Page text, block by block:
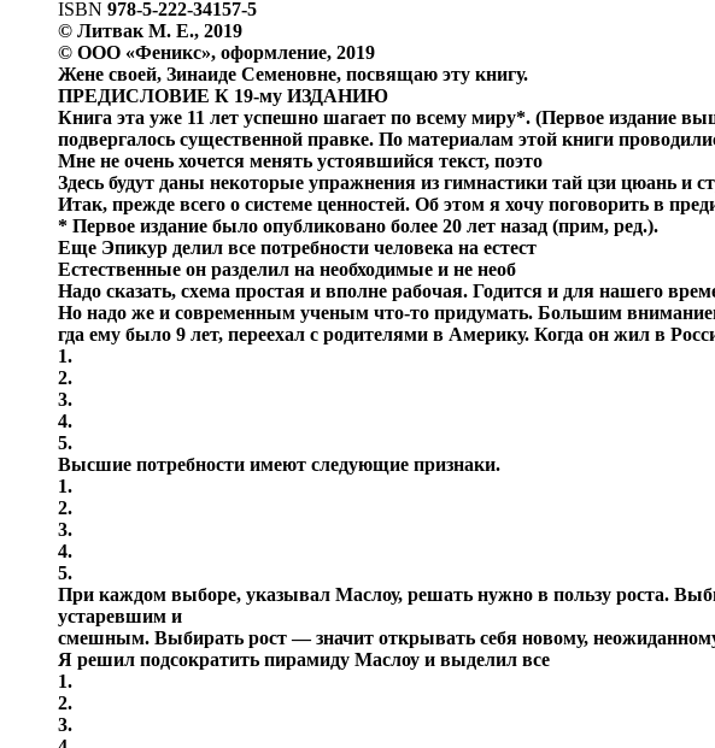
ISBN 978-5-222-34157-5
© Литвак М. Е., 2019
© ООО «Феникс», оформление, 2019
Жене своей, Зинаиде Семеновне, посвящаю эту книгу.
ПРЕДИСЛОВИЕ К 19-му ИЗДАНИЮ
Книга эта уже 11 лет успешно шагает по всему миру*. (Первое издание
подвергалось существенной правке. По материалам этой книги
Мне не очень хочется менять устоявшийся текст, поэто
Здесь будут даны некоторые упражнения из гимнастики тай цзи цюань и
Итак, прежде всего о системе ценностей. Об этом я хочу поговорить в
* Первое издание было опубликовано более 20 лет назад (прим, ред.).
Еще Эпикур делил все потребности человека на естест
Естественные он разделил на необходимые и не необ
Надо сказать, схема простая и вполне рабочая. Годится и для нашего
Но надо же и современным ученым что-то придумать. Большим
гда ему было 9 лет, переехал с родителями в Америку. Когда он жил в
1.
2.
3.
4.
5.
Высшие потребности имеют следующие признаки.
1.
2.
3.
4.
5.
При каждом выборе, указывал Маслоу, решать нужно в пользу роста.
устаревшим и
смешным. Выбирать рост — значит открывать себя новому,
Я решил подсократить пирамиду Маслоу и выделил все
1.
2.
3.